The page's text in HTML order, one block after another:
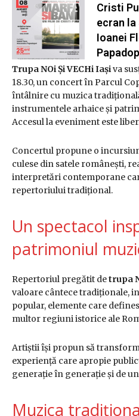
Trupa NOi Și VECHi Iașiva
18.30, un concert în Parcul
întâlnire cu muzica
instrumentele arhaice și
Accesul la eveniment este
Concertul propune o
culese din satele românești,
interpretări contemporane
repertoriului tradițional.
Un spectacol
patrimoniul
Repertoriul pregătit detrupa
valoare cântece tradiționale,
popular, elemente care
multor regiuni istorice ale
Artiștii își propun să
experiență care apropie
generație în generație și de
Muzica
Cristi
ecran la
Ioanei